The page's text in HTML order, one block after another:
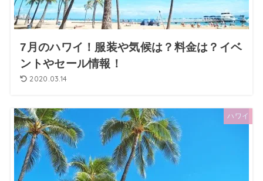
7月のハワイ！服装や気候は？料金は？イベ
ントやセール情報！
2020.03.14
ハワイ